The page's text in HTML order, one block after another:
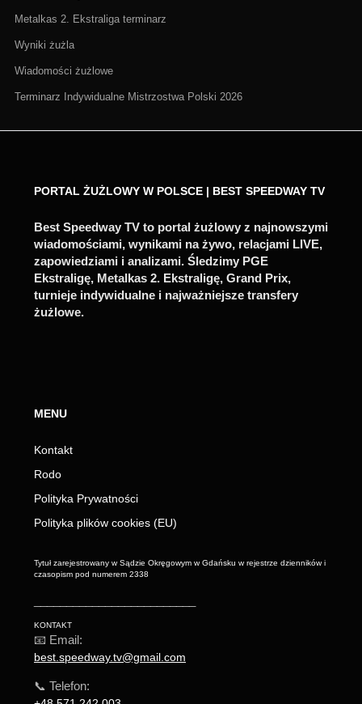
Metalkas 2. Ekstraliga terminarz
Wyniki żużla
Wiadomości żużlowe
Terminarz Indywidualne Mistrzostwa Polski 2026
PORTAL ŻUŻLOWY W POLSCE | BEST SPEEDWAY TV
Best Speedway TV to portal żużlowy z najnowszymi
wiadomościami, wynikami na żywo, relacjami LIVE,
zapowiedziami i analizami. Śledzimy PGE
Ekstraligę, Metalkas 2. Ekstraligę, Grand Prix,
turnieje indywidualne i najważniejsze transfery
żużlowe.
MENU
Kontakt
Rodo
Polityka Prywatności
Polityka plików cookies (EU)
Tytuł zarejestrowany w Sądzie Okręgowym w Gdańsku w rejestrze dzienników i
czasopism pod numerem 2338
KONTAKT
📧 Email:
best.speedway.tv@gmail.com
📞 Telefon: